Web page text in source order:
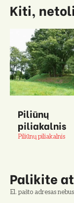
Kiti,
Piliūnų
piliakalnis
Piliūnų piliakalnis
Palikite
El. pašto adresas